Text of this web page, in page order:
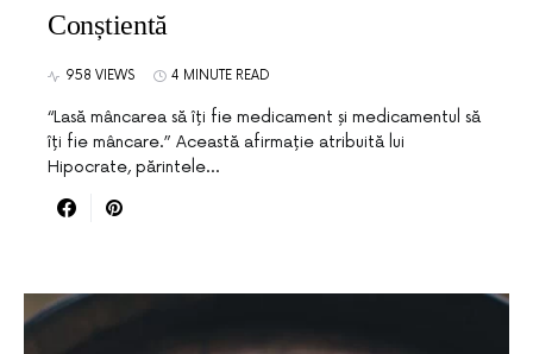
Conștientă
958 VIEWS 4 MINUTE READ
“Lasă mâncarea să îți fie medicament și medicamentul să
îți fie mâncare.” Această afirmație atribuită lui
Hipocrate, părintele…